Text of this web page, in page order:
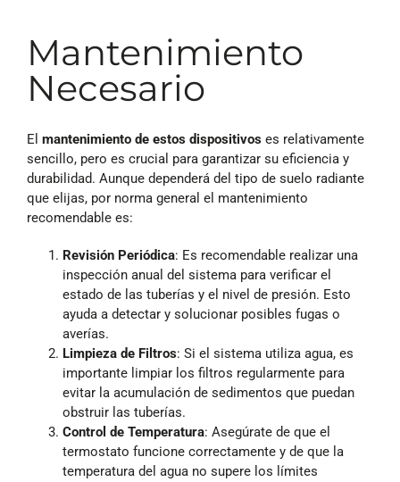
Mantenimiento
Necesario
El mantenimiento de estos dispositivos es relativamente
sencillo, pero es crucial para garantizar su eficiencia y
durabilidad. Aunque dependerá del tipo de suelo radiante
que elijas, por norma general el mantenimiento
recomendable es:
Revisión Periódica: Es recomendable realizar una
inspección anual del sistema para verificar el
estado de las tuberías y el nivel de presión. Esto
ayuda a detectar y solucionar posibles fugas o
averías.
Limpieza de Filtros: Si el sistema utiliza agua, es
importante limpiar los filtros regularmente para
evitar la acumulación de sedimentos que puedan
obstruir las tuberías.
Control de Temperatura: Asegúrate de que el
termostato funcione correctamente y de que la
temperatura del agua no supere los límites